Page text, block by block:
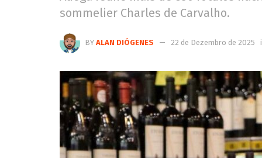
sommelier Charles de Carvalho.
BY ALAN DIÓGENES 22 de Dezembro de 2025